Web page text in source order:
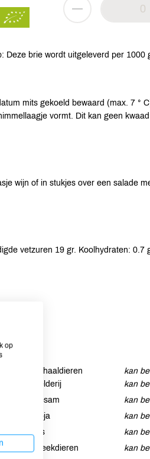
Deze brie wordt uitgeleverd per 1000
mits gekoeld bewaard (max. 7 °
vormt. Dit kan geen
wijn of in stukjes over een salade
vetzuren 19 gr. Koolhydraten: 0.7
Schaaldieren
kan
Selderij
kan
Sesam
kan
Soja
kan
Vis
kan
Weekdieren
kan
op